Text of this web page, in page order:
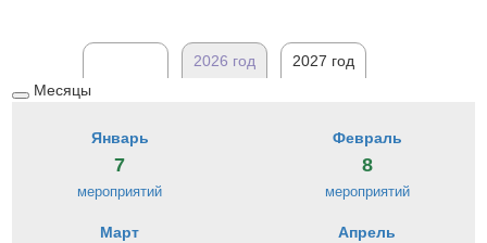
2026 год 2027 год
Месяцы
Январь
7
мероприятий
Февраль
8
мероприятий
Март Апрель